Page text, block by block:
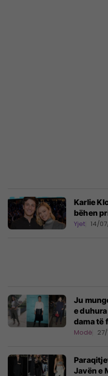
Karlie
bëhen
Yjet 14/
Ju
e
dama të
Modë
Javën e